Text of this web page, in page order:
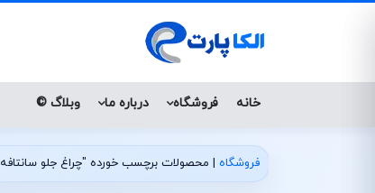
خانه فروشگاه درباره ما وبلاگ ©
فروشگاه | محصولات برچسب خورده "چراغ جلو سانتافه 2008 استوک"